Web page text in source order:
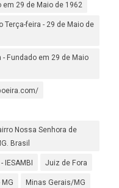
em 29 de Maio de 1962
Terça-feira - 29 de Maio de
Fundado em 29 de Maio
Nossa Senhora de
Brasil
Juiz de Fora
Minas Gerais/MG